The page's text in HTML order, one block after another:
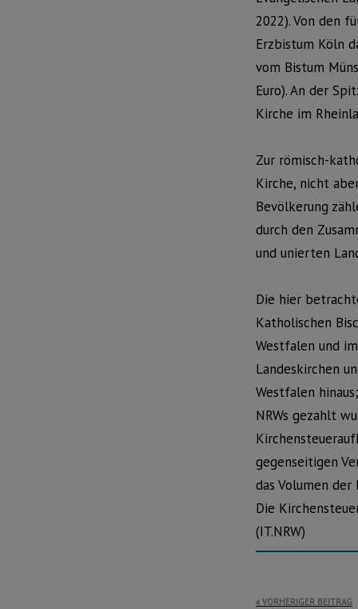
2022). Von den
Erzbistum Köln
vom Bistum
Euro). An der
Kirche im
Zur römisch-
Kirche, nicht
Bevölkerung
durch den
und unierten
Die hier
Katholischen
Westfalen und
Landeskirchen
Westfalen
NRWs gezahlt
gegenseitigen
das Volumen
Die
(IT.NRW)
VORHERIGER BEITRAG